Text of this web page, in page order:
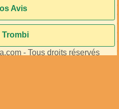
Avis
Trombi
- Tous droits réservés